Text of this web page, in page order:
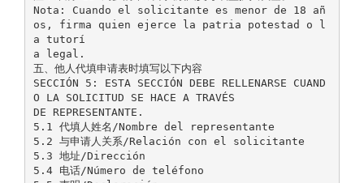
Nota: Cuando el solicitante es menor de 18 añ
os, firma quien ejerce la patria potestad o l
a tutorí
a legal.
五、他人代填申请表时填写以下内容
SECCIÓN 5: ESTA SECCIÓN DEBE RELLENARSE CUAND
O LA SOLICITUD SE HACE A TRAVÉS
DE REPRESENTANTE.
5.1 代填人姓名/Nombre del representante
5.2 与申请人关系/Relación con el solicitante
5.3 地址/Dirección
5.4 电话/Número de teléfono